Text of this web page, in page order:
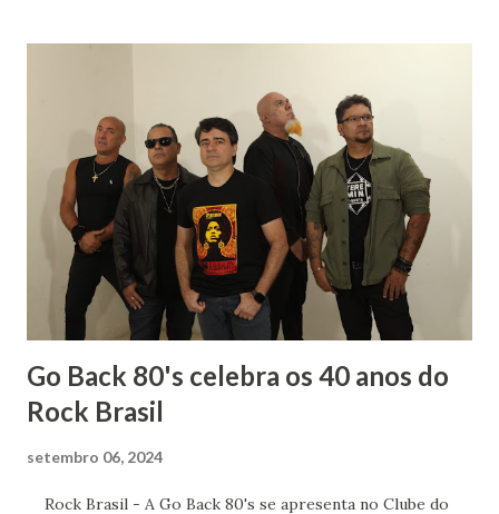
Letras, onde teria minha licenciatura e poderia aprender
mais sobre os autores que já faziam parte de minha vida.
Sempre gostei muito das aulas de História: para entender
literatura é importante saber sobre o contexto histórico
da obra, quais os acontecimentos determinantes na
sociedade da época. Tive ótimos professores de História
no Fundamental, no Médio e na Faculdade mas um do
terceiro ano dividia comigo um amor: a mús...
Go Back 80's celebra os 40 anos do
Rock Brasil
setembro 06, 2024
Rock Brasil - A Go Back 80's se apresenta no Clube do